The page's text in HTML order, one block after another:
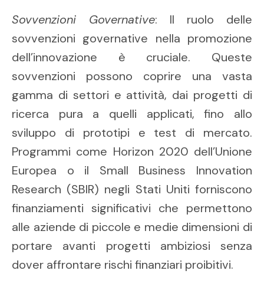
Sovvenzioni Governative: Il ruolo delle
sovvenzioni governative nella promozione
dell’innovazione è cruciale. Queste
sovvenzioni possono coprire una vasta
gamma di settori e attività, dai progetti di
ricerca pura a quelli applicati, fino allo
sviluppo di prototipi e test di mercato.
Programmi come Horizon 2020 dell’Unione
Europea o il Small Business Innovation
Research (SBIR) negli Stati Uniti forniscono
finanziamenti significativi che permettono
alle aziende di piccole e medie dimensioni di
portare avanti progetti ambiziosi senza
dover affrontare rischi finanziari proibitivi.